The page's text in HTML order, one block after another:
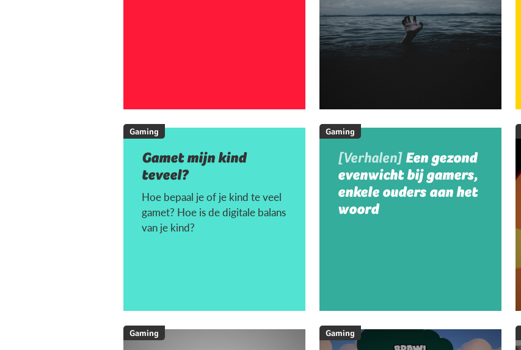
Gaming
Gamet mijn kind
teveel?
Hoe bepaal je of je kind te veel
gamet? Hoe is de digitale balans
van je kind?
Gaming
[Verhalen] Een gezond
evenwicht bij gamers,
enkele ouders aan het
woord
Gaming Gaming